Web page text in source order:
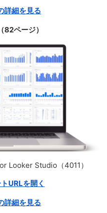
詳細を見る
82ページ）
Looker Studio（4011）
URLを開く
詳細を見る